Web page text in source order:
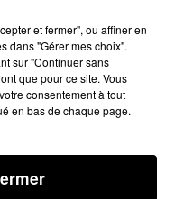
2024 À 09H00
et fermer", ou affiner en
dans "Gérer mes choix".
sur "Continuer sans
que pour ce site. Vous
consentement à tout
en bas de chaque page.